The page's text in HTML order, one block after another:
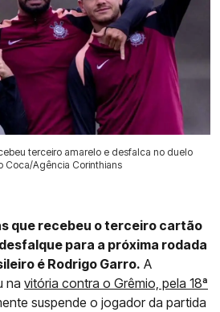
terceiro amarelo e desfalca no duelo
Coca/Agência Corinthians
que recebeu o terceiro cartão
para a próxima rodada
é Rodrigo Garro. A
na vitória contra o Grêmio, pela 18ª
suspende o jogador da partida